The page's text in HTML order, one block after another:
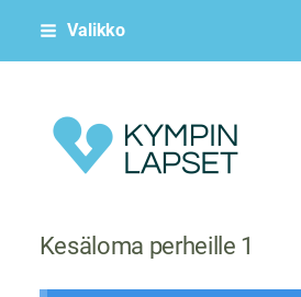
Siirry
Valikko
Kympin Lapset ry
Kesäloma perheille 1